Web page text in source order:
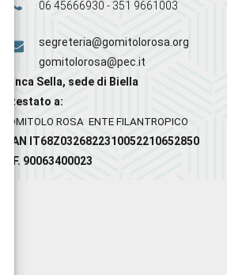
06 45666930 - 351 9661003
segreteria@gomitolorosa.org
gomitolorosa@pec.it
Banca Sella, sede di Biella
Intestato a:
GOMITOLO ROSA ENTE FILANTROPICO
IBAN IT68Z0326822310052210652850
C.F. 90063400023